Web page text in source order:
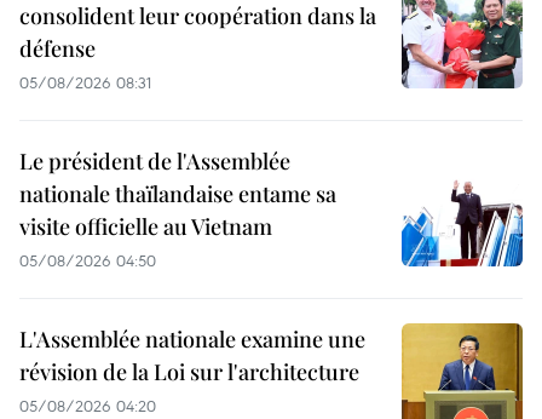
consolident leur coopération dans la
défense
05/08/2026 08:31
Le président de l'Assemblée
nationale thaïlandaise entame sa
visite officielle au Vietnam
05/08/2026 04:50
L'Assemblée nationale examine une
révision de la Loi sur l'architecture
05/08/2026 04:20